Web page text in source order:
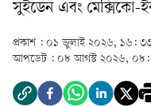
সুইডেন এবং মেক্সিকো-
প্রকাশ : ০১ জুলাই ২০২৬, ১৬:
আপডেট : ০৮ আগস্ট ২০২৬, ০৮: